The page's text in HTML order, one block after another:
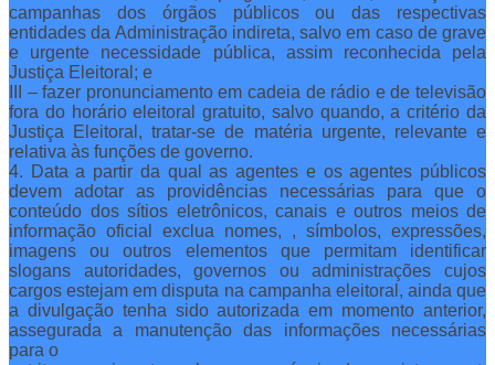
campanhas dos órgãos públicos ou das respectivas
entidades da Administração indireta, salvo em caso de grave
e urgente necessidade pública, assim reconhecida pela
Justiça Eleitoral; e
III – fazer pronunciamento em cadeia de rádio e de televisão
fora do horário eleitoral gratuito, salvo quando, a critério da
Justiça Eleitoral, tratar-se de matéria urgente, relevante e
relativa às funções de governo.
4. Data a partir da qual as agentes e os agentes públicos
devem adotar as providências necessárias para que o
conteúdo dos sítios eletrônicos, canais e outros meios de
informação oficial exclua nomes, , símbolos, expressões,
imagens ou outros elementos que permitam identificar
slogans autoridades, governos ou administrações cujos
cargos estejam em disputa na campanha eleitoral, ainda que
a divulgação tenha sido autorizada em momento anterior,
assegurada a manutenção das informações necessárias
para o